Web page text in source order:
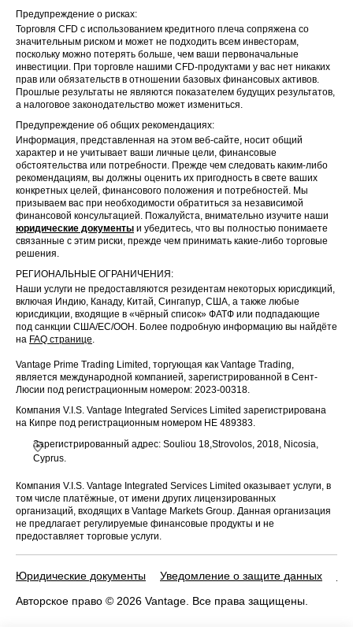
Предупреждение о рисках:
Торговля CFD с использованием кредитного плеча сопряжена со
значительным риском и может не подходить всем инвесторам,
поскольку можно потерять больше, чем ваши первоначальные
инвестиции. При торговле нашими CFD-продуктами у вас нет никаких
прав или обязательств в отношении базовых финансовых активов.
Прошлые результаты не являются показателем будущих результатов,
а налоговое законодательство может измениться.
Предупреждение об общих рекомендациях:
Информация, представленная на этом веб-сайте, носит общий
характер и не учитывает ваши личные цели, финансовые
обстоятельства или потребности. Прежде чем следовать каким-либо
рекомендациям, вы должны оценить их пригодность в свете ваших
конкретных целей, финансового положения и потребностей. Мы
призываем вас при необходимости обратиться за независимой
финансовой консультацией. Пожалуйста, внимательно изучите наши
юридические документы и убедитесь, что вы полностью понимаете
связанные с этим риски, прежде чем принимать какие-либо торговые
решения.
РЕГИОНАЛЬНЫЕ ОГРАНИЧЕНИЯ:
Наши услуги не предоставляются резидентам некоторых юрисдикций,
включая Индию, Канаду, Китай, Сингапур, США, а также любые
юрисдикции, входящие в «чёрный список» ФАТФ или подпадающие
под санкции США/ЕС/ООН. Более подробную информацию вы найдёте
на FAQ странице.
Vantage Prime Trading Limited, торгующая как Vantage Trading,
является международной компанией, зарегистрированной в Сент-
Люсии под регистрационным номером: 2023-00318.
Компания V.I.S. Vantage Integrated Services Limited зарегистрирована
на Кипре под регистрационным номером HE 489383.
Зарегистрированный адрес: Souliou 18,Strovolos, 2018, Nicosia,
Cyprus.
Компания V.I.S. Vantage Integrated Services Limited оказывает услуги, в
том числе платёжные, от имени других лицензированных
организаций, входящих в Vantage Markets Group. Данная организация
не предлагает регулируемые финансовые продукты и не
предоставляет торговые услуги.
Юридические документы Уведомление о защите данных
Авторское право © 2026 Vantage. Все права защищены.